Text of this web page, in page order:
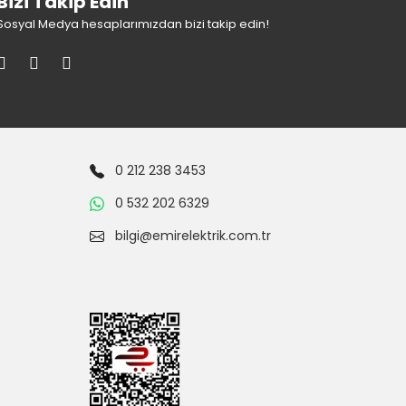
Medya hesaplarımızdan bizi takip edin!
0 212 238 3453
0 532 202 6329
bilgi@emirelektrik.com.tr